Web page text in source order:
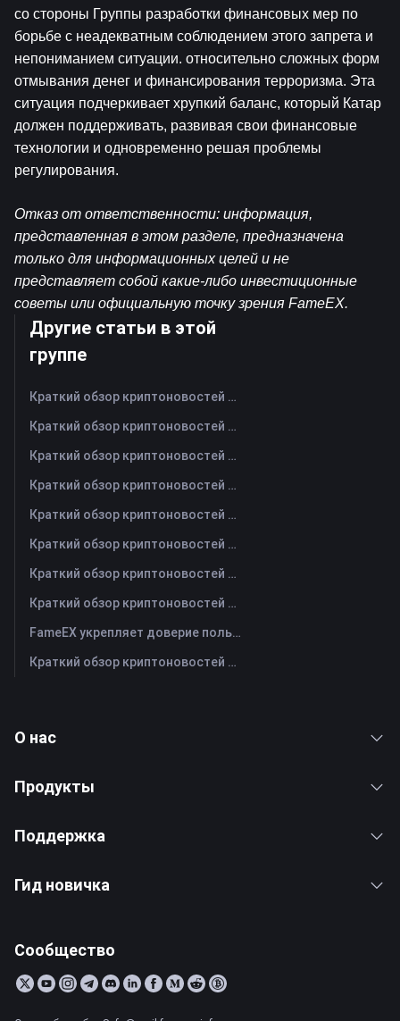
со стороны Группы разработки финансовых мер по
борьбе с неадекватным соблюдением этого запрета и
непониманием ситуации. относительно сложных форм
отмывания денег и финансирования терроризма. Эта
ситуация подчеркивает хрупкий баланс, который Катар
должен поддерживать, развивая свои финансовые
технологии и одновременно решая проблемы
регулирования.
Отказ от ответственности: информация,
представленная в этом разделе, предназначена
только для информационных целей и не
представляет собой какие-либо инвестиционные
советы или официальную точку зрения FameEX.
Другие статьи в этой
группе
Краткий обзор криптоновостей FameEX за сегодня | 7 августа 2026 г
Краткий обзор криптоновостей FameEX за сегодня | 6 августа 2026 г
Краткий обзор криптоновостей FameEX за сегодня | 5 августа 2026 г
Краткий обзор криптоновостей FameEX за сегодня | 4 августа 2026 г
Краткий обзор криптоновостей FameEX за сегодня | 3 августа 2026 г
Краткий обзор криптоновостей FameEX за сегодня | 31 июля 2026 г
Краткий обзор криптоновостей FameEX за сегодня | 30 июля 2026 г
Краткий обзор криптоновостей FameEX за сегодня | 29 июля 2026 г
FameEX укрепляет доверие пользователей благодаря восьми годам стабильной работы и глобальному росту
Краткий обзор криптоновостей FameEX за сегодня | 28 июля 2026 г
О нас
Продукты
Поддержка
Гид новичка
Сообщество